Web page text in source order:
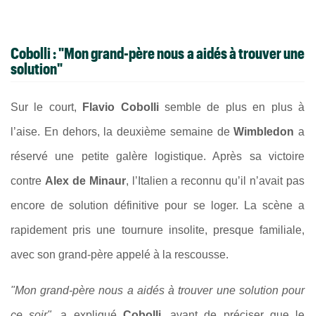
Cobolli: "Mon grand-père nous a aidés à trouver une
solution"
Sur le court, Flavio Cobollisemble de plus en plus à
l’aise. En dehors, la deuxième semaine deWimbledon a
réservé une petite galère logistique. Après sa victoire
contre Alex de Minaur, l’Italien a reconnu qu’il n’avait pas
encore de solution définitive pour se loger. La scène a
rapidement pris une tournure insolite, presque familiale,
avec son grand-père appelé à la rescousse.
"Mon grand-père nous a aidés à trouver une solution pour